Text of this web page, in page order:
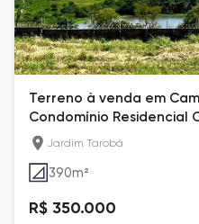
Terreno à venda em
Condomínio Residencial
Veredas
Jardim Tarobá
390m²
R$ 350.000